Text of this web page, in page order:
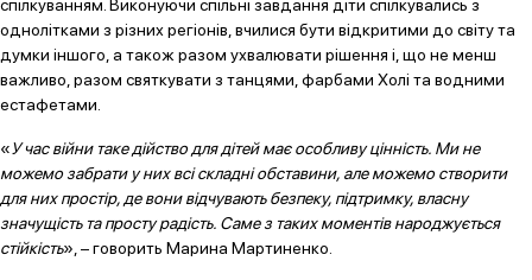
спілкуванням. Виконуючи спільні завдання діти спілкувались з
однолітками з різних регіонів, вчилися бути відкритими до світу та
думки іншого, а також разом ухвалювати рішення і, що не менш
важливо, разом святкувати з танцями, фарбами Холі та водними
естафетами.
«У час війни таке дійство для дітей має особливу цінність. Ми не
можемо забрати у них всі складні обставини, але можемо створити
для них простір, де вони відчувають безпеку, підтримку, власну
значущість та просту радість. Саме з таких моментів народжується
стійкість», – говорить Марина Мартиненко.